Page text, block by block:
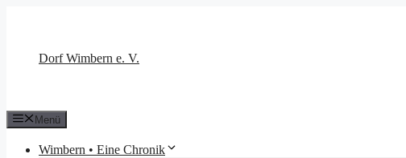
Dorf Wimbern e. V.
Menü
Wimbern • Eine Chronik